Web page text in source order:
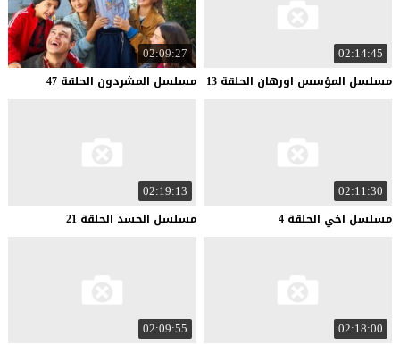
02:14:45
مسلسل المؤسس اورهان الحلقة 13
02:09:27
مسلسل المشردون الحلقة 47
02:11:30
مسلسل اخي الحلقة 4
02:19:13
مسلسل الحسد الحلقة 21
02:18:00
02:09:55